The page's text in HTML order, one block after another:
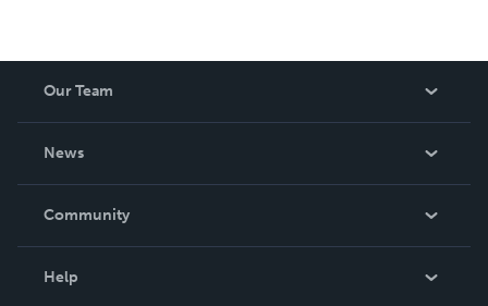
Our Team
News
In The News
Community
Help